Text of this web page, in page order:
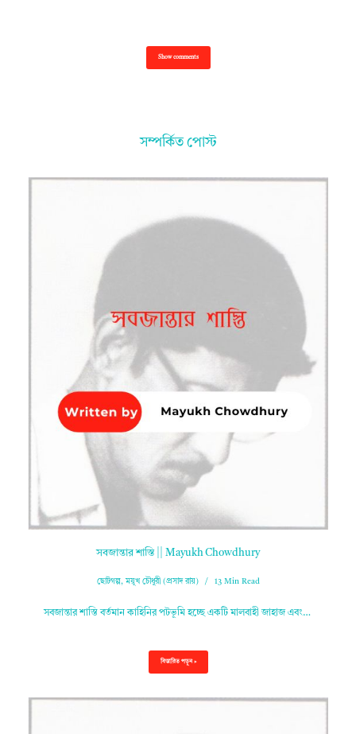
Show comments
সম্পর্কিত পোস্ট
সবজান্তার শাস্তি || Mayukh Chowdhury
ছোটগল্প,ময়ূখ চৌধুরী (প্রসাদ রায়) 13 Min Read
সবজান্তার শাস্তি বর্তমান কাহিনির পটভূমি হচ্ছে একটি মালবাহী জাহাজ এবং…
বিস্তারিত পড়ুন »